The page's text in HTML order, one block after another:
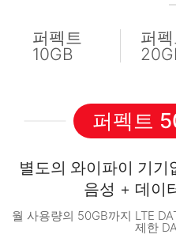
퍼펙트
10GB
퍼펙
퍼펙트
별도의 와이파이 기기
음성 + 데이
월 사용량의 50GB까지 LTE
제한